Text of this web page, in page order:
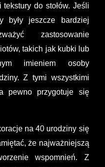
do stołów. Jeśli
były jeszcze bardziej
zastosowanie
takich jak kubki lub
imieniem osoby
Z tymi wszystkimi
pewno przygotuje się
na 40 urodziny się
że najważniejszą
wspomnień. Z